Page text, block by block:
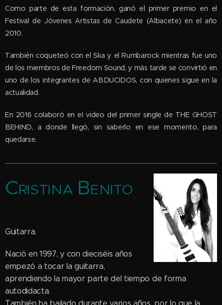
Como parte de esta formación, ganó el primer premio en el
Festival de Jóvenes Artistas de Caudete (Albacete) en el año
2010.
También coqueteó con el Ska y el Rumbarock mientras fue uno
de los miembros de Freedom Sound, y más tarde se convirtió en
uno de los integrantes de ABDUCIDOS, con quienes sigue en la
actualidad.
En 2016 colaboró en el video del primer single de THE GHOST
BEHIND, a donde llegó, sin saberlo en ese momento, para
quedarse.
CRISTINA BENITO
Guitarra.
Nació en 1997, y con dieciséis años
empezó a tocar la guitarra,
aprendiendo la mayor parte del tiempo de forma
autodidacta.